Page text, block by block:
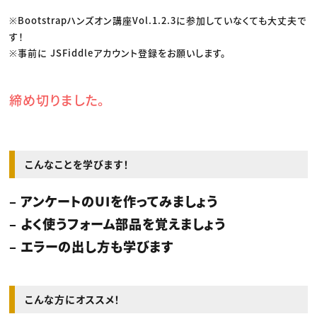
※Bootstrapハンズオン講座Vol.1.2.3に参加していなくても大丈夫で
す！
※事前に JSFiddleアカウント登録をお願いします。
締め切りました。
こんなことを学びます！
– アンケートのUIを作ってみましょう
– よく使うフォーム部品を覚えましょう
– エラーの出し方も学びます
こんな方にオススメ！